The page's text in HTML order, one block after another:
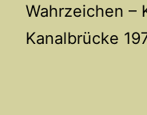
Wahrzeichen –
Kanalbrücke